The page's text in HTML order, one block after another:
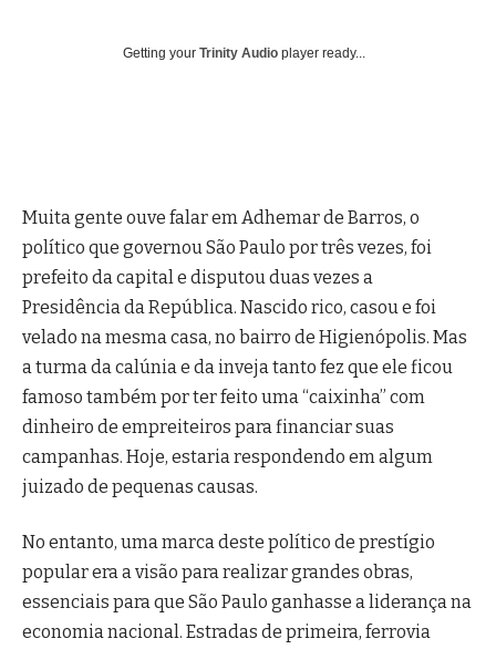
Getting your Trinity Audio player ready...
Muita gente ouve falar em Adhemar de Barros, o
político que governou São Paulo por três vezes, foi
prefeito da capital e disputou duas vezes a
Presidência da República. Nascido rico, casou e foi
velado na mesma casa, no bairro de Higienópolis. Mas
a turma da calúnia e da inveja tanto fez que ele ficou
famoso também por ter feito uma “caixinha” com
dinheiro de empreiteiros para financiar suas
campanhas. Hoje, estaria respondendo em algum
juizado de pequenas causas.
No entanto, uma marca deste político de prestígio
popular era a visão para realizar grandes obras,
essenciais para que São Paulo ganhasse a liderança na
economia nacional. Estradas de primeira, ferrovia